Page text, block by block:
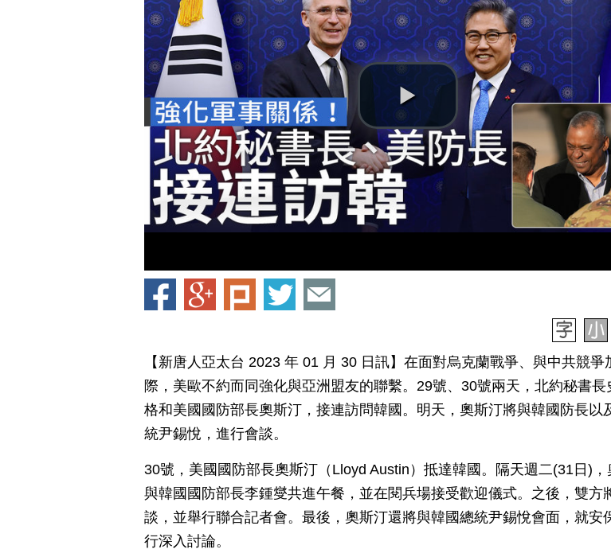
【新唐人亞太台 2023 年 01 月 30 日訊】在面對烏克蘭戰爭、與中共競爭
際，美歐不約而同強化與亞洲盟友的聯繫。29號、30號兩天，北約秘書長
格和美國國防部長奧斯汀，接連訪問韓國。明天，奧斯汀將與韓國防長以
統尹錫悅，進行會談。
30號，美國國防部長奧斯汀（Lloyd Austin）抵達韓國。隔天週二(31日)，
與韓國國防部長李鍾燮共進午餐，並在閱兵場接受歡迎儀式。之後，雙方
談，並舉行聯合記者會。最後，奧斯汀還將與韓國總統尹錫悅會面，就安
行深入討論。